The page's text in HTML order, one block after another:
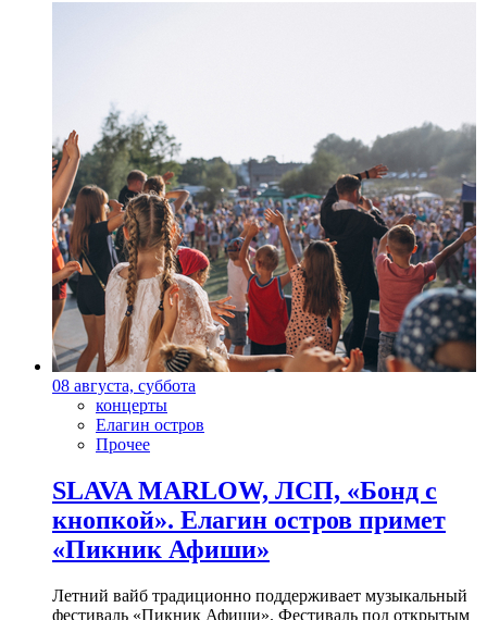
08 августа, суббота
концерты
Елагин остров
Прочее
SLAVA MARLOW, ЛСП, «Бонд с
кнопкой». Елагин остров примет
«Пикник Афиши»
Летний вайб традиционно поддерживает музыкальный
фестиваль «Пикник Афиши». Фестиваль под открытым